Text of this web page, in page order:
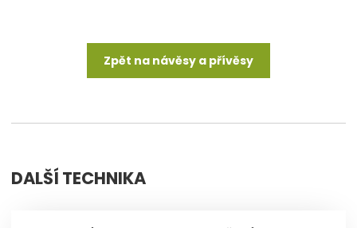
Zpět na návěsy a přívěsy
DALŠÍ TECHNIKA